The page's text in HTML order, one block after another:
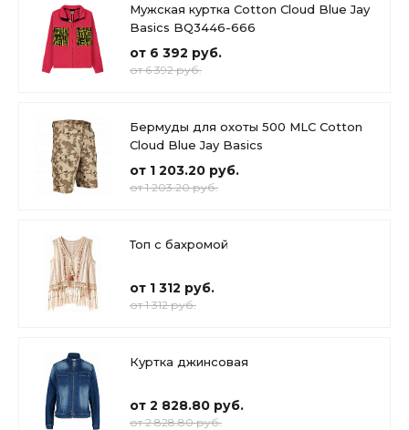
Мужская куртка Cotton Cloud Blue Jay
Basics BQ3446-666
от 6 392 руб.
от 6 392 руб.
Бермуды для охоты 500 MLC Cotton
Cloud Blue Jay Basics
от 1 203.20 руб.
от 1 203.20 руб.
Топ с бахромой
от 1 312 руб.
от 1 312 руб.
Куртка джинсовая
от 2 828.80 руб.
от 2 828.80 руб.